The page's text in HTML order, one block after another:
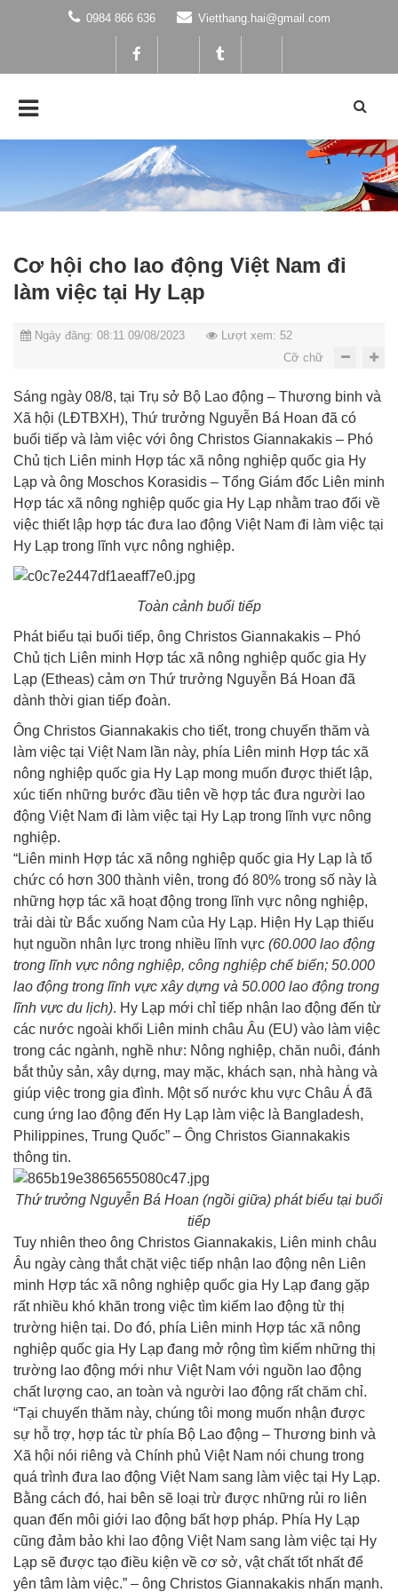
0984 866 636 Vietthang.hai@gmail.com
Cơ hội cho lao động Việt Nam đi
làm việc tại Hy Lạp
Ngày đăng: 08:11 09/08/2023
Lượt xem: 52
Cỡ chữ
Sáng ngày 08/8, tại Trụ sở Bộ Lao động – Thương binh và
Xã hội (LĐTBXH), Thứ trưởng Nguyễn Bá Hoan đã có
buổi tiếp và làm việc với ông Christos Giannakakis – Phó
Chủ tịch Liên minh Hợp tác xã nông nghiệp quốc gia Hy
Lạp và ông Moschos Korasidis – Tổng Giám đốc Liên minh
Hợp tác xã nông nghiệp quốc gia Hy Lạp nhằm trao đổi về
việc thiết lập hợp tác đưa lao động Việt Nam đi làm việc tại
Hy Lạp trong lĩnh vực nông nghiệp.
Toàn cảnh buổi tiếp
Phát biểu tại buổi tiếp, ông Christos Giannakakis – Phó
Chủ tịch Liên minh Hợp tác xã nông nghiệp quốc gia Hy
Lạp (Etheas) cảm ơn Thứ trưởng Nguyễn Bá Hoan đã
dành thời gian tiếp đoàn.
Ông Christos Giannakakis cho tiết, trong chuyến thăm và
làm việc tại Việt Nam lần này, phía Liên minh Hợp tác xã
nông nghiệp quốc gia Hy Lạp mong muốn được thiết lập,
xúc tiến những bước đầu tiên về hợp tác đưa người lao
động Việt Nam đi làm việc tại Hy Lạp trong lĩnh vực nông
nghiệp.
“Liên minh Hợp tác xã nông nghiệp quốc gia Hy Lạp là tổ
chức có hơn 300 thành viên, trong đó 80% trong số này là
những hợp tác xã hoạt động trong lĩnh vực nông nghiệp,
trải dài từ Bắc xuống Nam của Hy Lạp. Hiện Hy Lạp thiếu
hụt nguồn nhân lực trong nhiều lĩnh vực (60.000 lao động
trong lĩnh vực nông nghiệp, công nghiệp chế biến; 50.000
lao động trong lĩnh vực xây dựng và 50.000 lao động trong
lĩnh vực du lịch). Hy Lạp mới chỉ tiếp nhận lao động đến từ
các nước ngoài khối Liên minh châu Âu (EU) vào làm việc
trong các ngành, nghề như: Nông nghiệp, chăn nuôi, đánh
bắt thủy sản, xây dựng, may mặc, khách sạn, nhà hàng và
giúp việc trong gia đình. Một số nước khu vực Châu Á đã
cung ứng lao động đến Hy Lạp làm việc là Bangladesh,
Philippines, Trung Quốc” – Ông Christos Giannakakis
thông tin.
Thứ trưởng Nguyễn Bá Hoan (ngồi giữa) phát biểu tại buổi
tiếp
Tuy nhiên theo ông Christos Giannakakis, Liên minh châu
Âu ngày càng thắt chặt việc tiếp nhận lao động nên Liên
minh Hợp tác xã nông nghiệp quốc gia Hy Lạp đang gặp
rất nhiều khó khăn trong việc tìm kiếm lao động từ thị
trường hiện tại. Do đó, phía Liên minh Hợp tác xã nông
nghiệp quốc gia Hy Lạp đang mở rộng tìm kiếm những thị
trường lao động mới như Việt Nam với nguồn lao động
chất lượng cao, an toàn và người lao động rất chăm chỉ.
“Tại chuyến thăm này, chúng tôi mong muốn nhận được
sự hỗ trợ, hợp tác từ phía Bộ Lao động – Thương binh và
Xã hội nói riêng và Chính phủ Việt Nam nói chung trong
quá trình đưa lao động Việt Nam sang làm việc tại Hy Lạp.
Bằng cách đó, hai bên sẽ loại trừ được những rủi ro liên
quan đến môi giới lao động bất hợp pháp. Phía Hy Lạp
cũng đảm bảo khi lao động Việt Nam sang làm việc tại Hy
Lạp sẽ được tạo điều kiện về cơ sở, vật chất tốt nhất để
yên tâm làm việc.” – ông Christos Giannakakis nhấn mạnh.